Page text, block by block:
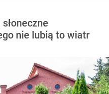
nie lubią to wiatr